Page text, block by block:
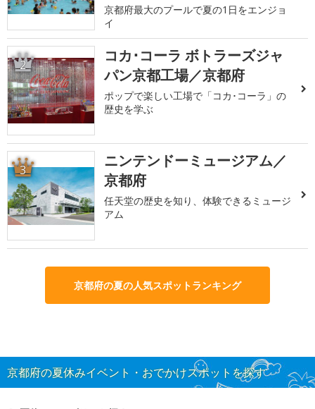
京都府最大のプールで夏の1日をエンジョ
イ
2
コカ･コーラ ボトラーズジャ
パン京都工場／京都府
ポップで楽しい工場で「コカ･コーラ」の
歴史を学ぶ
3
ニンテンドーミュージアム／
京都府
任天堂の歴史を知り、体験できるミュージ
アム
京都府の夏の人気スポットランキング
京都府の夏休みイベント・おでかけスポットを探す